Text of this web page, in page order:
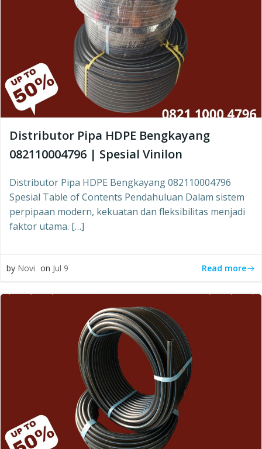
Distributor Pipa HDPE Bengkayang
082110004796 | Spesial Vinilon
Distributor Pipa HDPE Bengkayang 082110004796
Spesial Table of Contents Pendahuluan Dalam sistem
perpipaan modern, kekuatan dan fleksibilitas menjadi
faktor utama. […]
by Novi on Jul 9 Read more